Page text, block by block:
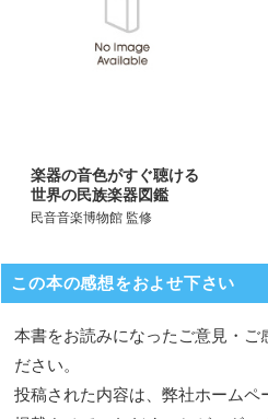
楽器の音色がすぐ聴ける
世界の民族楽器図鑑
民音音楽博物館 監修
この本の感想をおよせ下さい
本書をお読みになったご意見・ご
ださい。
投稿された内容は、弊社ホームペ